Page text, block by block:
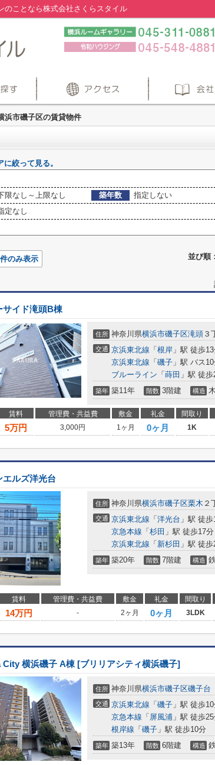
のことなら株式会社さくらスタイル
浜市磯子区の賃貸物件
絞って見る。
限なし～上限なし 築年数
指定しない
定なし
並び順：
のみ表示
サイド滝頭B棟
住所 神奈川県横浜市磯子区滝頭 ３
交通 京浜東北線 「 根岸 」駅 徒歩
京浜東北線 「 磯子 」駅 バス
ブルーライン 「 蒔田 」駅 徒歩
築年 築11年 階数 3階建 構造
賃料 管理費・共益費 敷金 礼金 間取り
5万円 3,000円 1ヶ月 0ヶ月 1K
エルズ洋光台
住所 神奈川県横浜市磯子区栗木 ２
交通 京浜東北線 「 洋光台 」駅 徒歩
京急本線 「 杉田 」駅 徒歩17分
京浜東北線 「 新杉田 」駅 徒歩
築年 築20年 階数 7階建 構造
賃料 管理費・共益費 敷金 礼金 間取り
14万円 - 2ヶ月 0ヶ月 3LDK
City 横浜磯子 A棟 [ブリリアシティ横浜磯子]
住所 神奈川県横浜市磯子区磯子台
交通 京浜東北線 「 磯子 」駅 徒歩
京急本線 「 屏風浦 」駅 徒歩
根岸線 「 磯子 」駅 徒歩10分
築年 築13年 階数 6階建 構造